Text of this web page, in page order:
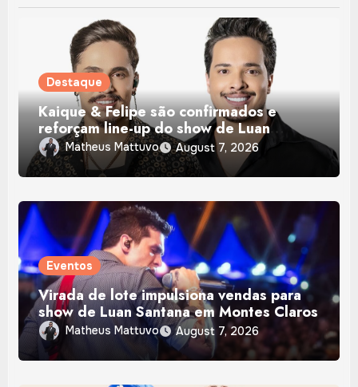
Destaque
Kaique & Felipe são confirmados e
reforçam line-up do show de Luan
Santana em Montes Claros
Matheus Mattuvo August 7, 2026
Eventos
Virada de lote impulsiona vendas para
show de Luan Santana em Montes Claros
Matheus Mattuvo August 7, 2026